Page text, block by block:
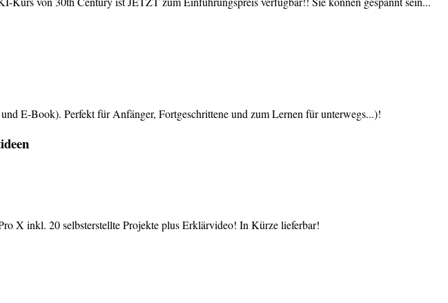
E-Book). Perfekt für Anfänger, Fortgeschrittene und zum Lernen für unterwegs...)!
X inkl. 20 selbsterstellte Projekte plus Erklärvideo! In Kürze lieferbar!